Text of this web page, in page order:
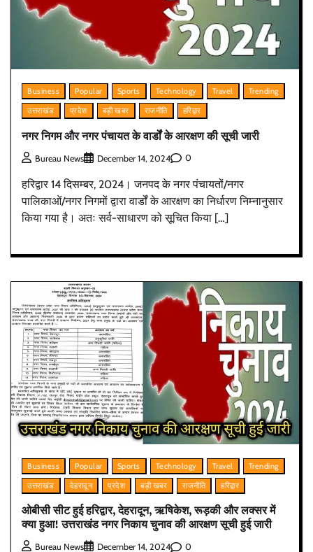
Business Popular Sports Technology Travel
Trending
उत्तराखंड
प्रदेश बड़ी खबर राजनीति हरिद्वार
नगर निगम और नगर पंचायत के वार्डों के आरक्षण की सूची जारी
Bureau News December 14, 2024 0
हरिद्वार 14 दिसम्बर, 2024। जनपद के नगर पंचायतों/नगर
पालिकाओं/नगर निगमों द्वारा वार्डों के आरक्षण का निर्धारण निम्नानुसार
किया गया है। अतः सर्व-साधारण को सूचित किया […]
Business Popular Sports Technology Travel
Trending
उत्तराखंड
देहरादून प्रदेश बड़ी खबर राजनीति हरिद्वार
ओबीसी सीट हुई हरिद्वार, देहरादून, ऋषिकेश, रूड़की और लक्सर में
क्या हुआ! उत्तराखंड नगर निकाय चुनाव की आरक्षण सूची हुई जारी
Bureau News December 14, 2024 0